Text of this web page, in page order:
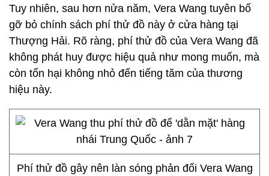
Tuy nhiên, sau hơn nửa năm, Vera Wang tuyên bố
gỡ bỏ chính sách phí thử đồ này ở cửa hàng tại
Thượng Hải. Rõ ràng, phí thử đồ của Vera Wang đã
không phát huy được hiệu quả như mong muốn, mà
còn tổn hại không nhỏ đến tiếng tăm của thương
hiệu này.
Phí thử đồ gây nên làn sóng phản đối Vera Wang